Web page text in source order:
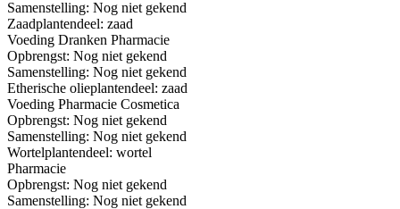
Samenstelling: Nog niet gekend
Zaadplantendeel: zaad
Voeding Dranken Pharmacie
Opbrengst: Nog niet gekend
Samenstelling: Nog niet gekend
Etherische olieplantendeel: zaad
Voeding Pharmacie Cosmetica
Opbrengst: Nog niet gekend
Samenstelling: Nog niet gekend
Wortelplantendeel: wortel
Pharmacie
Opbrengst: Nog niet gekend
Samenstelling: Nog niet gekend